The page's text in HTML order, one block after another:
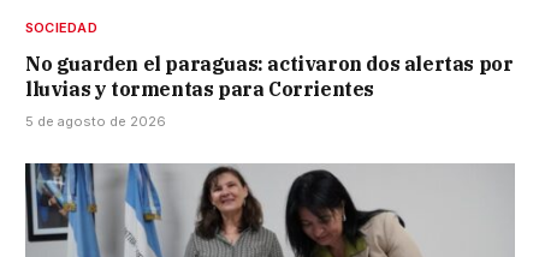
SOCIEDAD
No guarden el paraguas: activaron dos alertas por
lluvias y tormentas para Corrientes
5 de agosto de 2026